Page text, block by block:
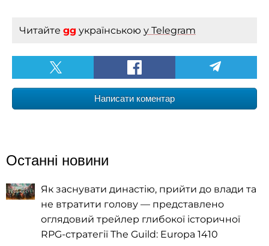
Читайте gg українською у Telegram
Написати коментар
Останні новини
Як заснувати династію, прийти до влади та
не втратити голову — представлено
оглядовий трейлер глибокої історичної
RPG-стратегії The Guild: Europa 1410